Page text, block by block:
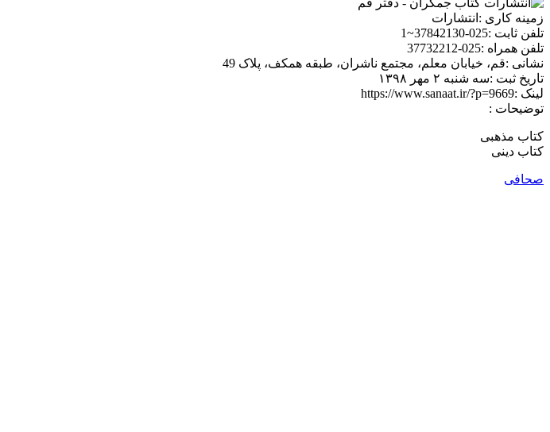
Telegram
زمینه کاری : انتشارات
تلفن ثابت :025-37842130~1
تلفن همراه :025-37732212
نشانی :قم، خیابان معلم، مجتمع ناشران، طبقه همکف، پلاک 49
تاریخ ثبت :سه شنبه ۲ مهر ۱۳۹۸
لینک :https://www.sanaat.ir/?p=9669
توضیحات :
کتاب مذهبی
کتاب دینی
صحافی